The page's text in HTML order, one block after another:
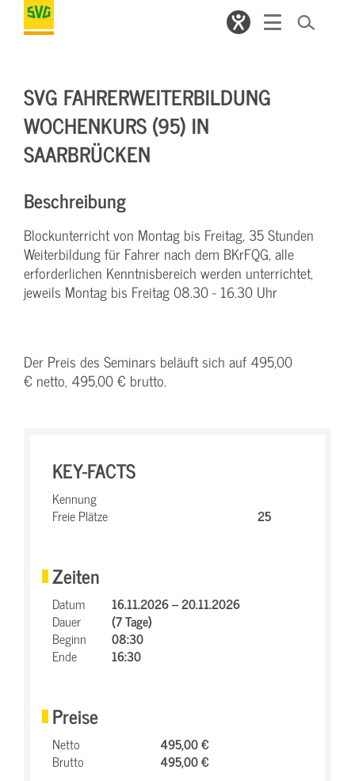
SVG FAHRERWEITERBILDUNG
WOCHENKURS (95) IN
SAARBRÜCKEN
Beschreibung
Blockunterricht von Montag bis Freitag, 35 Stunden
Weiterbildung für Fahrer nach dem BKrFQG, alle
erforderlichen Kenntnisbereich werden unterrichtet,
jeweils Montag bis Freitag 08.30 - 16.30 Uhr
Der Preis des Seminars beläuft sich auf 495,00
€ netto, 495,00 € brutto.
KEY-FACTS
Kennung
Freie Plätze
25
Zeiten
Datum
16.11.2026 – 20.11.2026
Dauer
(7 Tage)
Beginn
08:30
Ende
16:30
Preise
Netto
495,00 €
Brutto
495,00 €